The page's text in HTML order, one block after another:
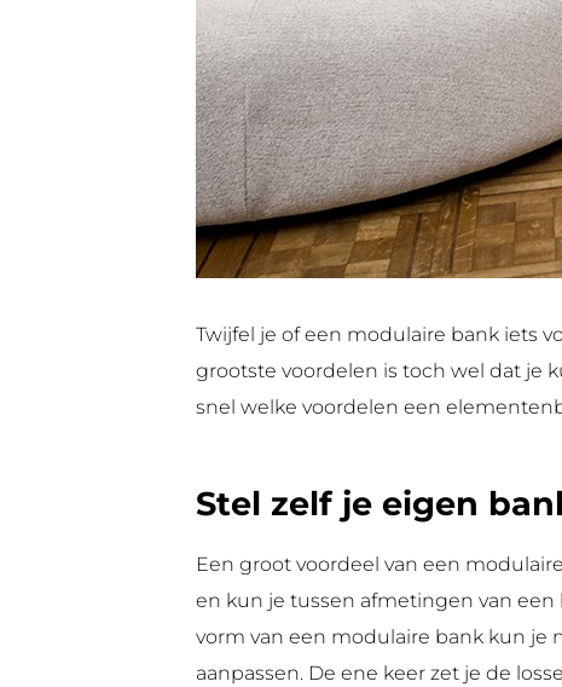
Twijfel je of een modulaire bank iets
grootste voordelen is toch wel dat je
snel welke voordelen een
Stel zelf je eigen
Een groot voordeel van een modulaire
en kun je tussen afmetingen van een
vorm van een modulaire bank kun je
aanpassen. De ene keer zet je de